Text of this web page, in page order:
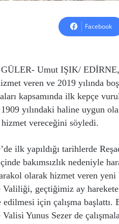
Facebook
Umut IŞIK/
veren ve 2019 yılında
kapsamında ilk kepçe
yılındaki haline uygun
vereceğini söyledi.
ilk yapıldığı tarihlerde
bakımsızlık nedeniyle
olarak hizmet veren
Valiliği, geçtiğimiz ay
edilmesi için çalışma başlattı.
Yunus Sezer de